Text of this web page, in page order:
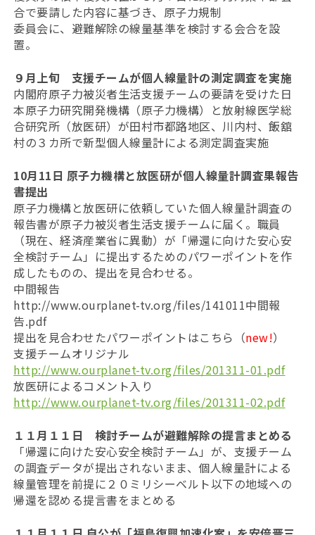
合で要請した内容に基づき、原子力規制
委員会に、避難解除の線量基準を検討する会合を設
置。
９月上旬 支援チームが個人線量計の測定調査を実施
内閣府原子力被災者生活支援チームの要請を受けた日
本原子力研究開発機構（原子力機構）と放射線医学総
合研究所（放医研）が田村市都路地区、川内村、飯舘
村の３カ所で新型個人線量計による測定調査実施
10月11日 原子力機構と放医研が個人線量計調査果報告
書提出
原子力機構と放医研に依頼していた個人線量計調査の
報告書が原子力被災者生活支援チームに届く。職員
（現在、経済産業省に異動）が「帰還に向けた安心安
全検討チーム」に提出するためのパワーポイントを作
成したものの、提出を見合わせる。
中間報告
http://www.ourplanet-tv.org/files/141011中間報
告.pdf
提出を見合わせたパワーポイントはこちら（new!）
支援チームオリジナル
http://www.ourplanet-tv.org/files/201311-01.pdf
放医研によるコメント入り
http://www.ourplanet-tv.org/files/201311-02.pdf
１１月１１日 検討チームが避難解除の提言まとめる
「帰還に向けた安心安全検討チーム」が、支援チーム
の調査データが提出されないまま、個人線量計による
線量管理を前提に２０ミリシーベルト以下の地域への
帰還を認める提言書をまとめる